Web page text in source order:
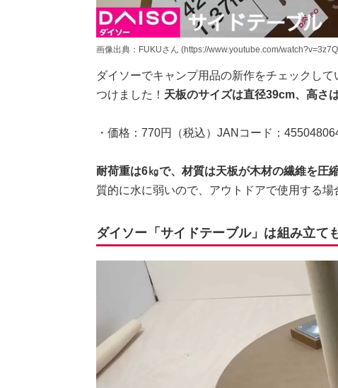
画像出典：FUKUさん (https://www.youtube.com/
ダイソーでキャンプ用品の新作をチェックし
つけました！ 天板のサイズは直径39cm、高さ
・価格：770円（税込）JANコード：
耐荷重は6㎏で、材質は天板が木材の繊維を圧
質的に水に弱いので、アウトドアで使用する場
ダイソー「サイドテーブル」は組み立て